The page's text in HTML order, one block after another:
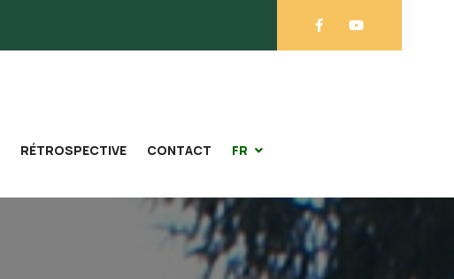
RÉTROSPECTIVE CONTACT FR